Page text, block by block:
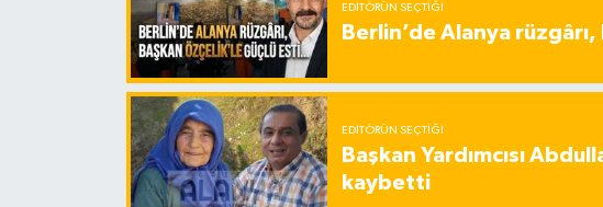
EDITÖRÜN SEÇTIĞI
Berlin’de Alanya
EDITÖRÜN SEÇTIĞI
Başkan Yardımcısı
kaybetti